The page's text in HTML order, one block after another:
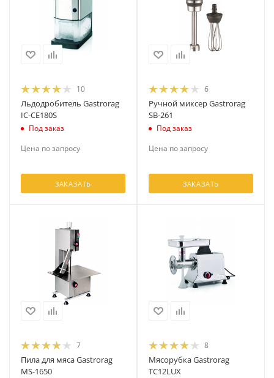
10
Льдодробитель Gastrorag
IC-CE180S
Под заказ
Цена по запросу
ЗАКАЗАТЬ
6
Ручной миксер Gastrorag
SB-261
Под заказ
Цена по запросу
ЗАКАЗАТЬ
7
Пила для мяса Gastrorag
MS-1650
8
Мясорубка Gastrorag
TC12LUX